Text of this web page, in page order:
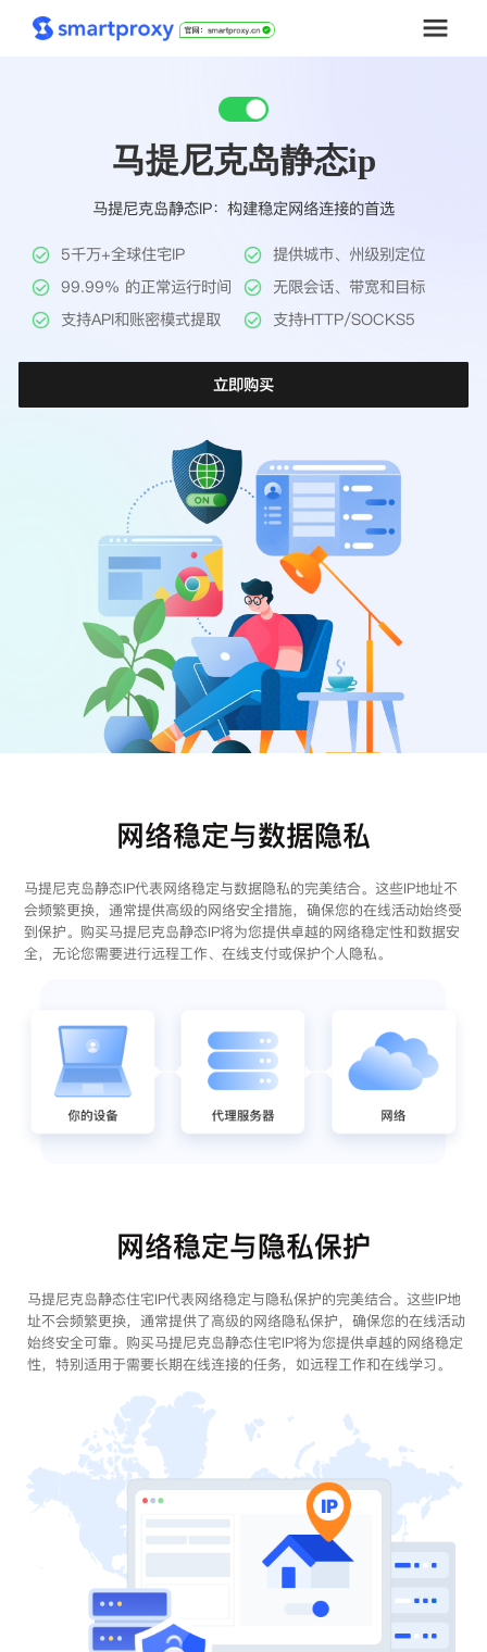
解决方案
工具
帮助中心
马提尼克岛静态ip
马提尼克岛静态IP：构建稳定网络连接的首选
5千万+全球住宅IP
提供城市、州级别定位
99.99% 的正常运行时间
无限会话、带宽和目标
支持API和账密模式提取
支持HTTP/SOCKS5
立即购买
网络稳定与数据隐私
马提尼克岛静态IP代表网络稳定与数据隐私的完美结合。这些IP地址不
会频繁更换，通常提供高级的网络安全措施，确保您的在线活动始终受
到保护。购买马提尼克岛静态IP将为您提供卓越的网络稳定性和数据安
全，无论您需要进行远程工作、在线支付或保护个人隐私。
网络稳定与隐私保护
马提尼克岛静态住宅IP代表网络稳定与隐私保护的完美结合。这些IP地
址不会频繁更换，通常提供了高级的网络隐私保护，确保您的在线活动
始终安全可靠。购买马提尼克岛静态住宅IP将为您提供卓越的网络稳定
性，特别适用于需要长期在线连接的任务，如远程工作和在线学习。